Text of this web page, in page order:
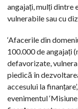
angajați, mulți dintre
vulnerabile sau cu
‘Afacerile din
100.000 de angajați
defavorizate,
piedică în
accesului la
evenimentul